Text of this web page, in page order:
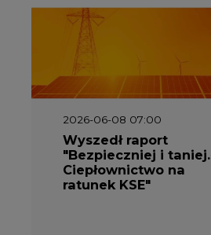
2026-06-08 07:00
Wyszedł raport
"Bezpieczniej i taniej.
Ciepłownictwo na
ratunek KSE"